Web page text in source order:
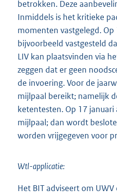
betrokken. Deze
Inmiddels is het kritieke
momenten vastgelegd. Op
bijvoorbeeld vastgesteld
LIV kan plaatsvinden via
zeggen dat er geen
de invoering. Voor de
mijlpaal bereikt; namelijk
ketentesten. Op 17 januari
mijlpaal; dan wordt
worden vrijgegeven voor
Wtl-applicatie:
Het BIT adviseert om